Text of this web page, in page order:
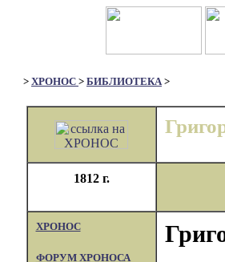
> XPOHOC > БИБЛИОТЕКА>
1812 г.
XPOHOC
ФОРУМ ХРОНОСА